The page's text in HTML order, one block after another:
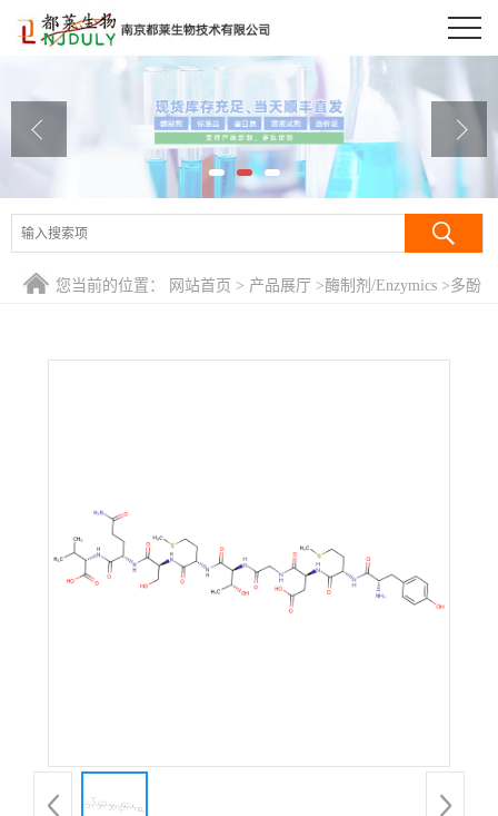
公司介绍
产品展厅
证书荣誉
您当前的位置： 网站首页 > 产品展厅 >酶制剂/Enzymics >多酚